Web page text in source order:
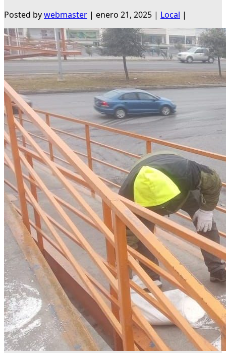
Posted bywebmaster | enero 21, 2025 | Local |